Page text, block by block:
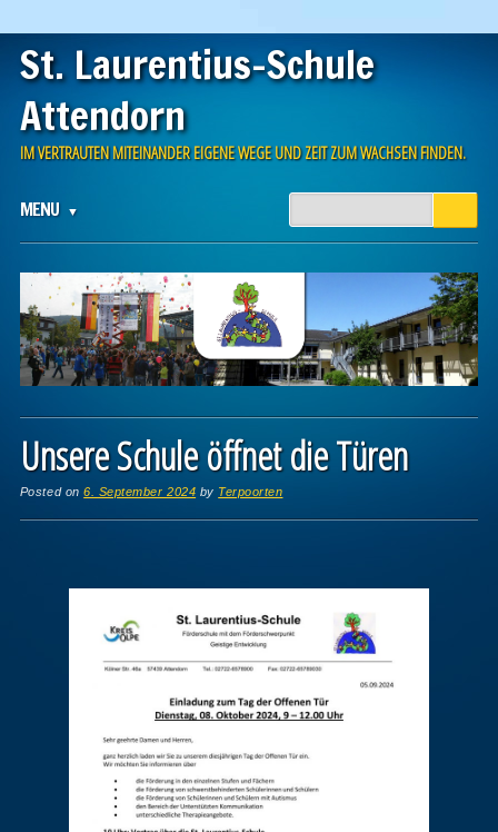
St. Laurentius-Schule
Attendorn
IM VERTRAUTEN MITEINANDER EIGENE WEGE UND ZEIT ZUM WACHSEN FINDEN.
Main menu
MENU
Unsere Schule öffnet die Türen
Posted on6. September 2024 by Terpoorten